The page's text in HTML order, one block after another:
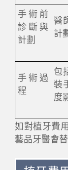
手術前
診斷與
計劃
醫
計
手術過
程
包
裝
度
如對植牙費
藝品牙醫會